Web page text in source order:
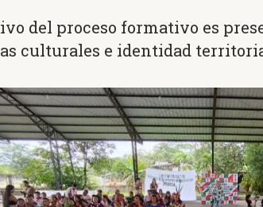
del proceso formativo es
culturales e identidad